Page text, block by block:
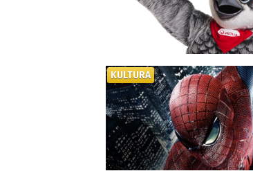
KULTURA